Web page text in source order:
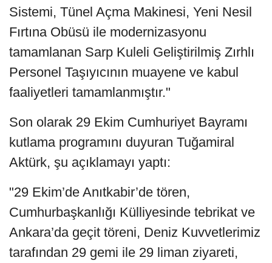
Sistemi, Tünel Açma Makinesi, Yeni Nesil
Fırtına Obüsü ile modernizasyonu
tamamlanan Sarp Kuleli Geliştirilmiş Zırhlı
Personel Taşıyıcının muayene ve kabul
faaliyetleri tamamlanmıştır."
Son olarak 29 Ekim Cumhuriyet Bayramı
kutlama programını duyuran Tuğamiral
Aktürk, şu açıklamayı yaptı:
"29 Ekim’de Anıtkabir’de tören,
Cumhurbaşkanlığı Külliyesinde tebrikat ve
Ankara’da geçit töreni, Deniz Kuvvetlerimiz
tarafından 29 gemi ile 29 liman ziyareti,